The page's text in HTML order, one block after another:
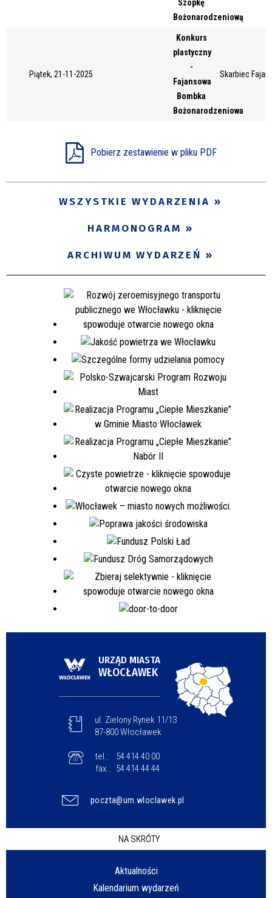
Szopkę
Bożonarodzeniową
Piątek, 21-11-2025
Konkurs
plastyczny
-
Fajansowa
Bombka
Bożonarodzeniowa
Skarbiec
Pobierz zestawienie w pliku PDF
WSZYSTKIE WYDARZENIA
HARMONOGRAM
ARCHIWUM WYDARZEŃ
URZĄD MIASTA
WŁOCŁAWEK
ul. Zielony Rynek 11/13
87-800 Włocławek
tel.:
54 414 40 00
fax.:
54 414 44 44
poczta@um.wloclawek.pl
NA SKRÓTY
Aktualności
Kalendarium wydarzeń